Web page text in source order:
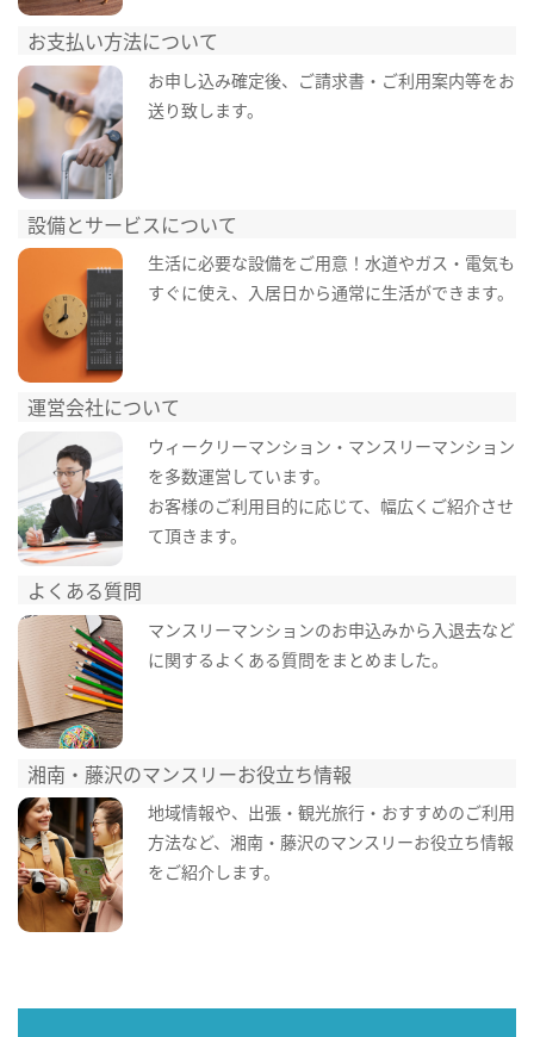
お支払い方法について
お申し込み確定後、ご請求書・ご利用案内等をお
送り致します。
設備とサービスについて
生活に必要な設備をご用意！水道やガス・電気も
すぐに使え、入居日から通常に生活ができます。
運営会社について
ウィークリーマンション・マンスリーマンション
を多数運営しています。
お客様のご利用目的に応じて、幅広くご紹介させ
て頂きます。
よくある質問
マンスリーマンションのお申込みから入退去など
に関するよくある質問をまとめました。
湘南・藤沢のマンスリーお役立ち情報
地域情報や、出張・観光旅行・おすすめのご利用
方法など、湘南・藤沢のマンスリーお役立ち情報
をご紹介します。